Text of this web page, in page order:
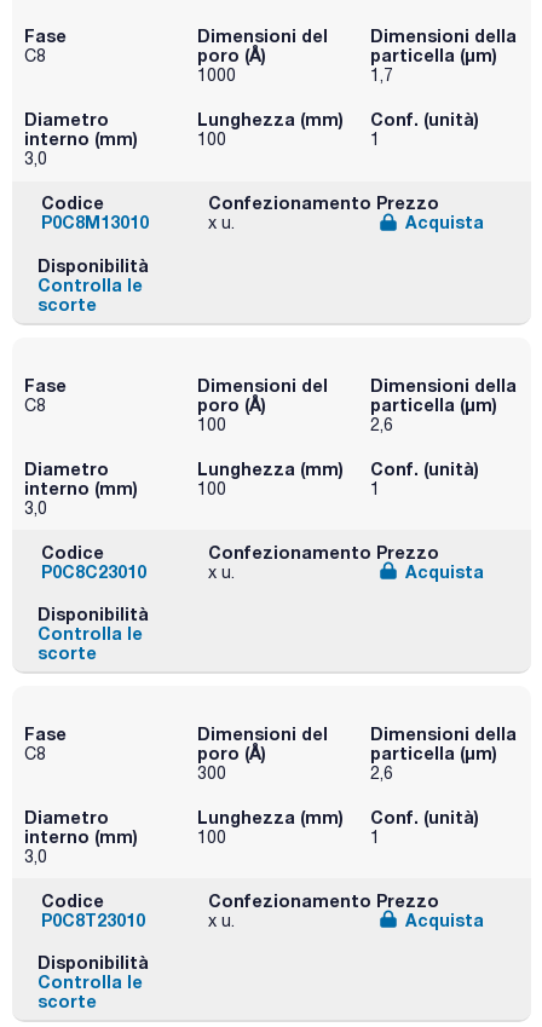
Fase
C8
Dimensioni del
poro (Å)
1000
Dimensioni della
particella (μm)
1,7
Diametro
interno (mm)
3,0
Lunghezza (mm)
100
Conf. (unità)
1
Codice
P0C8M13010
Confezionamento
x u.
Prezzo
Acquista
Disponibilità
Controlla le
scorte
Fase
C8
Dimensioni del
poro (Å)
100
Dimensioni della
particella (μm)
2,6
Diametro
interno (mm)
3,0
Lunghezza (mm)
100
Conf. (unità)
1
Codice
P0C8C23010
Confezionamento
x u.
Prezzo
Acquista
Disponibilità
Controlla le
scorte
Fase
C8
Dimensioni del
poro (Å)
300
Dimensioni della
particella (μm)
2,6
Diametro
interno (mm)
3,0
Lunghezza (mm)
100
Conf. (unità)
1
Codice
P0C8T23010
Confezionamento
x u.
Prezzo
Acquista
Disponibilità
Controlla le
scorte